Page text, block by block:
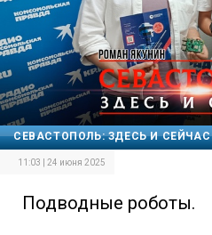
СЕВАСТОПОЛЬ: ЗДЕСЬ И СЕЙЧАС
11:03 | 24 июня 2025
Подводные роботы.